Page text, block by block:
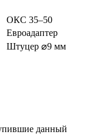
ОКС 35–50
Евроадаптер
Штуцер ⌀9 мм
данный